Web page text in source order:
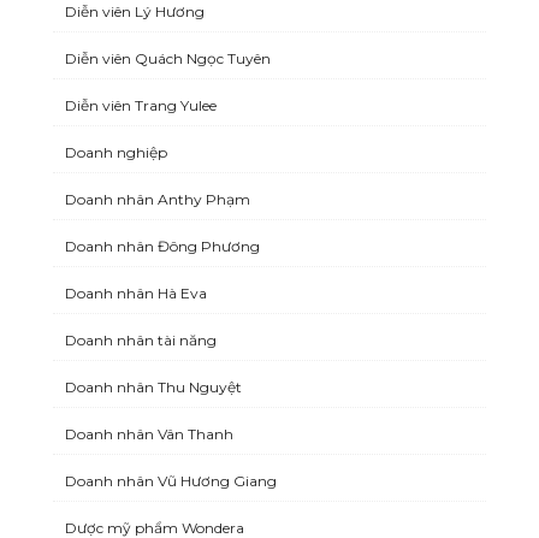
Diễn viên Lý Hương
Diễn viên Quách Ngọc Tuyên
Diễn viên Trang Yulee
Doanh nghiệp
Doanh nhân Anthy Phạm
Doanh nhân Đông Phương
Doanh nhân Hà Eva
Doanh nhân tài năng
Doanh nhân Thu Nguyệt
Doanh nhân Vân Thanh
Doanh nhân Vũ Hương Giang
Dược mỹ phẩm Wondera